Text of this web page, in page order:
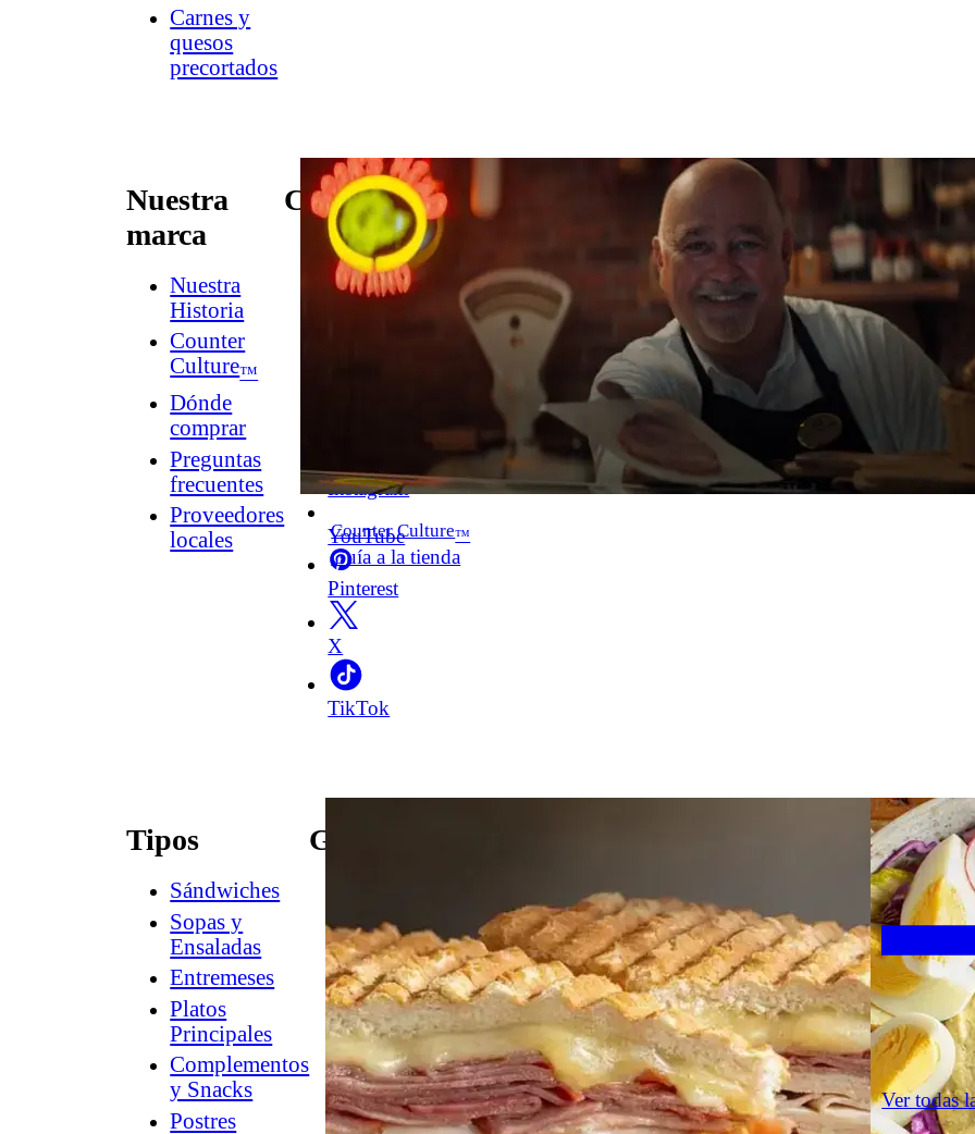
Carnes y
quesos
precortados
Nuestra
marca
Nuestra
Historia
Counter
Culture™
Dónde
comprar
Preguntas
frecuentes
Proveedores
locales
Conectar
Contacto
Newsletter
Instagram
YouTube
Pinterest
X
TikTok
Counter Culture™
Guía a la tienda
Tipos
Sándwiches
Sopas y
Ensaladas
Entremeses
Platos
Principales
Complementos
y Snacks
Postres
Guías
Charcuterie®
Counter
Culture™
Guía
a
la
tienda
Ver todas